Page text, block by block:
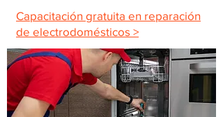
Capacitación gratuita en reparación
de electrodomésticos >